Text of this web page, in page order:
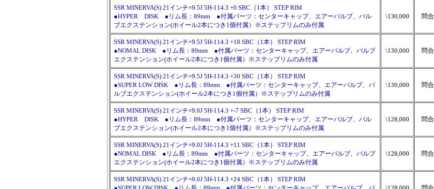
SSR MINERVA(S) 21インチ×9.5J 5H-114.3 +0 SBC（1本） STEP RIM
●HYPER DISK ●リム長：89mm ●付属パーツ：センターキャップ、エアーバルブ、バル
ブエクステンション(ホイール2本につき1個付属）※ステップリムのみ付属
\130,000 問
SSR MINERVA(S) 21インチ×9.5J 5H-114.3 +18 SBC（1本） STEP RIM
●NOMAL DISK ●リム長：89mm ●付属パーツ：センターキャップ、エアーバルブ、バルブ
エクステンション(ホイール2本につき1個付属）※ステップリムのみ付属
\130,000 問
SSR MINERVA(S) 21インチ×9.5J 5H-114.3 +30 SBC（1本） STEP RIM
●SUPER LOW DISK ●リム長：89mm ●付属パーツ：センターキャップ、エアーバルブ、バ
ルブエクステンション(ホイール2本につき1個付属）※ステップリムのみ付属
\130,000 問
SSR MINERVA(S) 21インチ×9.0J 5H-114.3 +-7 SBC（1本） STEP RIM
●HYPER DISK ●リム長：89mm ●付属パーツ：センターキャップ、エアーバルブ、バル
ブエクステンション(ホイール2本につき1個付属）※ステップリムのみ付属
\128,000 問
SSR MINERVA(S) 21インチ×9.0J 5H-114.3 +11 SBC（1本） STEP RIM
●NOMAL DISK ●リム長：89mm ●付属パーツ：センターキャップ、エアーバルブ、バルブ
エクステンション(ホイール2本につき1個付属）※ステップリムのみ付属
\128,000 問
SSR MINERVA(S) 21インチ×9.0J 5H-114.3 +24 SBC（1本） STEP RIM